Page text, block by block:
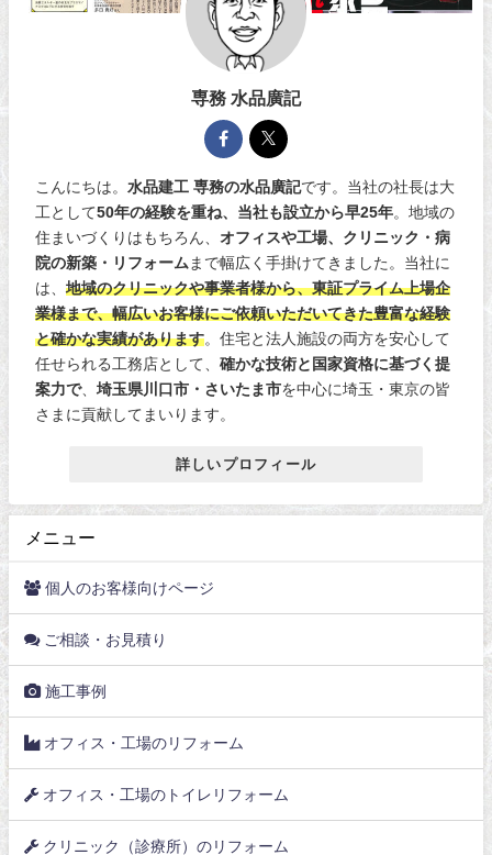
専務 水品廣記
こんにちは。水品建工 専務の水品廣記です。当社の社長は大
工として50年の経験を重ね、当社も設立から早25年。地域の
住まいづくりはもちろん、オフィスや工場、クリニック・病
院の新築・リフォーム まで幅広く手掛けてきました。当社に
は、地域のクリニックや事業者様から、東証プライム上場企
業様まで、幅広いお客様にご依頼いただいてきた豊富な経験
と確かな実績があります。住宅と法人施設の両方を安心して
任せられる工務店として、確かな技術と国家資格に基づく提
案力で、埼玉県川口市・さいたま市を中心に埼玉・東京の皆
さまに貢献してまいります。
詳しいプロフィール
メニュー
個人のお客様向けページ
ご相談・お見積り
施工事例
オフィス・工場のリフォーム
オフィス・工場のトイレリフォーム
クリニック（診療所）のリフォーム